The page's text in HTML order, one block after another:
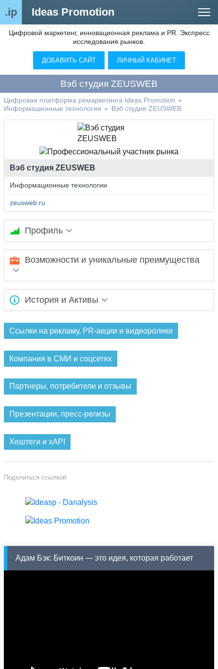
.ip Ideas Promotion
Сегменты рынка
Цифровой ремаркетинг (анализ рынка)
Видео
О нас
Цифровой маркетинг, инновационная реклама и PR. Экспресс
исследования рынков.
ДОБАВИТЬ САЙТ ЛИЧНЫЙ КАБИНЕТ
Вэб студия ZEUSWEB
Цифровая платформа ремаркетинга Ideas Promotion »
Информационные технологии » Вэб студия ZEUSWEB
Вэб студия ZEUSWEB
Информационные технологии
zeusweb.ru
Профиль
Создание сайтов и продвижение в ТОП.
Возможности и уникальные преимущества
Высокий CTR при низкой стоимости клика. При создании
сайтов под ключ грамотно собираем семантическое ядро,
позволяющее быстро вывести сайт в ТОП.
История и Активы
Ссылки на рекламу, PR-акции и видеоролики
Компания в СМИ и соцсетях
Партнеры, потребители и отзывы
Презентации, пресс-релизы
Хештеги и xAPI
Поделиться ссылкой
Адам Бэк: Биткоин — это идея, которая работает